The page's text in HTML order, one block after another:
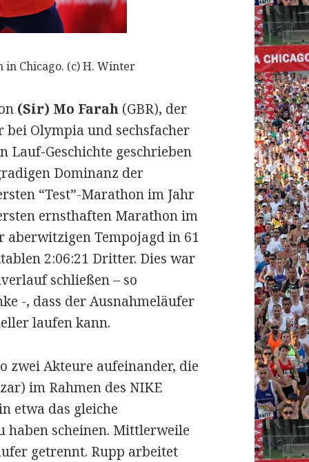
in Chicago. (c) H. Winter
(Sir) Mo Farah (GBR), der
Olympia und sechsfacher
Lauf-Geschichte geschrieben
Dominanz der
“Test”-Marathon im Jahr
ernsthaften Marathon im
Tempojagd in 61
2:06:21 Dritter. Dies war
schließen – so
-, dass der Ausnahmeläufer
laufen kann.
zwei Akteure aufeinander, die
im Rahmen des NIKE
etwa das gleiche
haben scheinen. Mittlerweile
getrennt. Rupp arbeitet